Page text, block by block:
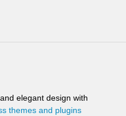
elegant design with
themes and plugins